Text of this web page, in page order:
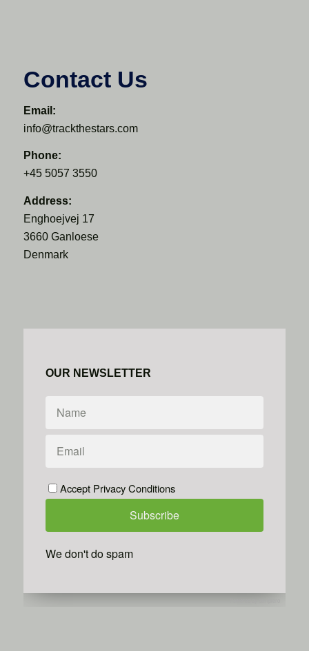
Contact Us
Email:
info@trackthestars.com
Phone:
+45 5057 3550
Address:
Enghoejvej 17
3660 Ganloese
Denmark
OUR NEWSLETTER
Accept Privacy Conditions
We don't do spam